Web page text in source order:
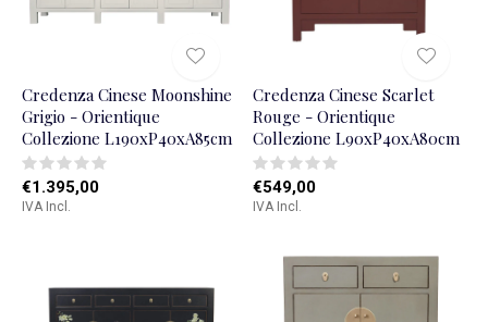
Credenza Cinese Moonshine
Grigio - Orientique
Collezione L190xP40xA85cm
€1.395,00
IVA Incl.
Credenza Cinese Scarlet
Rouge - Orientique
Collezione L90xP40xA80cm
€549,00
IVA Incl.